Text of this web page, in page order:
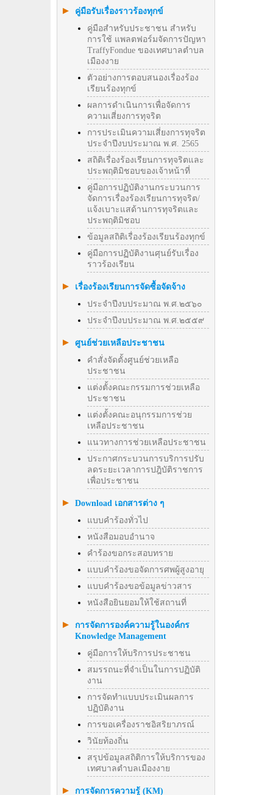
คู่มือรับเรื่องราวร้องทุกข์
คู่มือสำหรับประชาชน สำหรับ
การใช้ แพลตฟอร์มจัดการปัญหา
TraffyFondue ของเทศบาลตำบล
เมืองงาย
ตัวอย่างการตอบสนองเรื่องร้อง
เรียนร้องทุกข์
ผลการดำเนินการเพื่อจัดการ
ความเสี่ยงการทุจริต
การประเมินความเสี่ยงการทุจริต
ประจำปีงบประมาณ พ.ศ. 2565
สถิติเรื่องร้องเรียนการทุจริตและ
ประพฤติมิชอบของเจ้าหน้าที่
คู่มือการปฏิบัติงานกระบวนการ
จัดการเรื่องร้องเรียนการทุจริต/
แจ้งเบาะแสด้านการทุจริตและ
ประพฤติมิชอบ
ข้อมูลสถิติเรื่องร้องเรียนร้องทุกข์
คู่มือการปฏิบัติงานศุนย์รับเรื่อง
ราวร้องเรียน
เรื่องร้องเรียนการจัดซื้อจัดจ้าง
ประจำปีงบประมาณ พ.ศ.๒๕๖๐
ประจำปีงบประมาณ พ.ศ.๒๕๕๙
ศูนย์ช่วยเหลือประชาชน
คำสั่งจัดตั้งศูนย์ช่วยเหลือ
ประชาชน
แต่งตั้งคณะกรรมการช่วยเหลือ
ประชาชน
แต่งตั้งคณะอนุกรรมการช่วย
เหลือประชาชน
แนวทางการช่วยเหลือประชาชน
ประกาศกระบวนการบริการปรับ
ลดระยะเวลาการปฎิบัติราชการ
เพื่อประชาชน
Download เอกสารต่าง ๆ
แบบคำร้องทั่วไป
หนังสือมอบอำนาจ
คำร้องขอกระสอบทราย
แบบคำร้องขอจัดการศพผู้สูงอายุ
แบบคำร้องขอข้อมูลข่าวสาร
หนังสือยินยอมให้ใช้สถานที่
การจัดการองค์ความรู้ในองค์กร
Knowledge Management
คู่มือการให้บริการประชาชน
สมรรถนะที่จำเป็นในการปฏิบัติ
งาน
การจัดทำแบบประเมินผลการ
ปฏิบัติงาน
การขอเครื่องราชอิสริยาภรณ์
วินัยท้องถิ่น
สรุปข้อมูลสถิติการให้บริการของ
เทศบาลตำบลเมืองงาย
การจัดการความรู้ (KM)